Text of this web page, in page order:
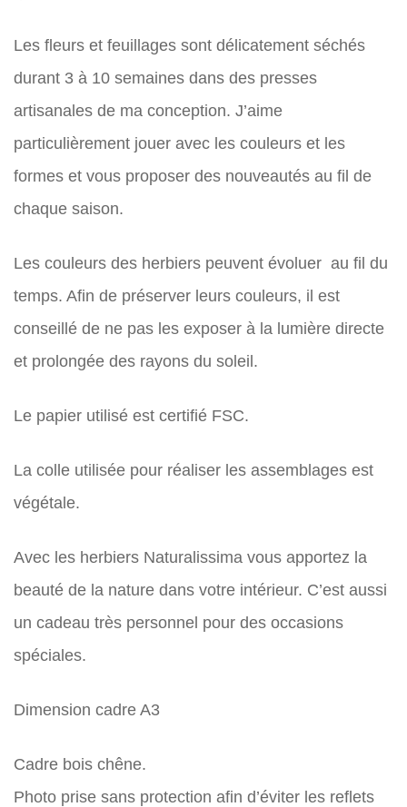
Les fleurs et feuillages sont délicatement séchés
durant 3 à 10 semaines dans des presses
artisanales de ma conception. J’aime
particulièrement jouer avec les couleurs et les
formes et vous proposer des nouveautés au fil de
chaque saison.
Les couleurs des herbiers peuvent évoluer au fil du
temps. Afin de préserver leurs couleurs, il est
conseillé de ne pas les exposer à la lumière directe
et prolongée des rayons du soleil.
Le papier utilisé est certifié FSC.
La colle utilisée pour réaliser les assemblages est
végétale.
Avec les herbiers Naturalissima vous apportez la
beauté de la nature dans votre intérieur. C’est aussi
un cadeau très personnel pour des occasions
spéciales.
Dimension cadre A3
Cadre bois chêne.
Photo prise sans protection afin d’éviter les reflets